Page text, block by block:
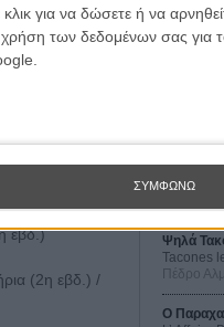
για να δώσετε ή να
χρήση των δεδομένων σας
ΣΥΜΦΩΝΩ
Σύνολο
(3η εβδ.) /
εβδ.)
(2η εβδ.) /
Οι
Οδύσσεια
The
Ψηλά
Tacones
Πέδρο
Ο